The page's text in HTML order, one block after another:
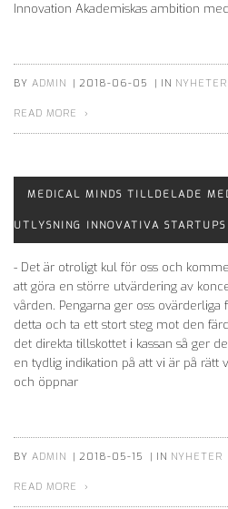
Innovation Akademiskas ambition med
BY ADMIN | 2018-06-05 | IN NYHETER
READ MORE
MEDICAL MINDS TILLDELADE
UTLYSNING INNOVATIVA
- Det är otroligt kul för oss och
att göra en större utvärdering av
vården. Pengarna ger oss
detta och ta ett stort steg mot den
det direkta tillskottet i kassan så ger
en tydlig indikation på att vi är på rätt
och öppnar
BY ADMIN | 2018-05-15 | IN NYHETER
READ MORE